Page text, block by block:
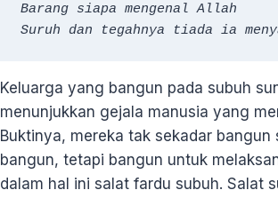
Barang siapa mengenal Allah
Suruh dan tegahnya tiada ia
Keluarga yang bangun pada subuh
menunjukkan gejala manusia yang
Buktinya, mereka tak sekadar bangun
bangun, tetapi bangun untuk
dalam hal ini salat fardu subuh. Salat